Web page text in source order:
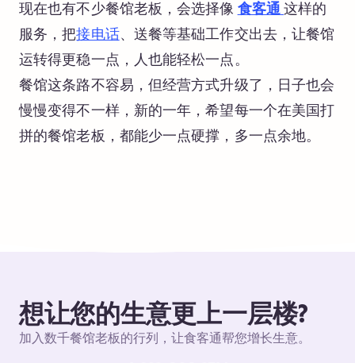
现在也有不少餐馆老板，会选择像 食客通 这样的
服务，把接电话、送餐等基础工作交出去，让餐馆
运转得更稳一点，人也能轻松一点。
餐馆这条路不容易，但经营方式升级了，日子也会
慢慢变得不一样，新的一年，希望每一个在美国打
拼的餐馆老板，都能少一点硬撑，多一点余地。
想让您的生意更上一层楼?
加入数千餐馆老板的行列，让食客通帮您增长生意。